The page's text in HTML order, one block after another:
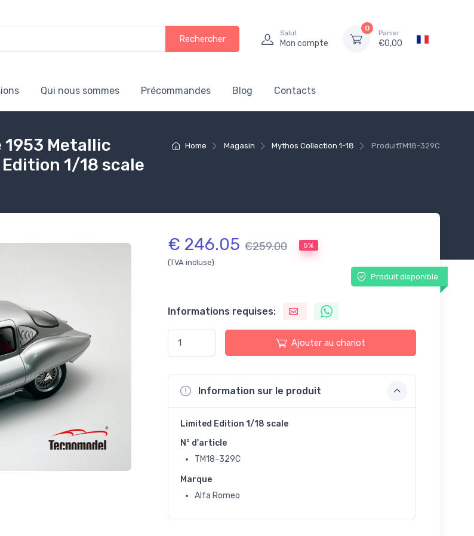
Rechercher
Salut
Mon compte
0
Panier
€0,00
Qui nous sommes Précommandes Blog Contacts
Home Magasin Mythos Collection 1-18 ProduitTM18-329C
1953 Metallic
Edition 1/18 scale
€ 246.05 €259.00 5%
(TVA incluse)
Produit disponible
Informations requises:
Ajouter au chariot
Information sur le produit
Limited Edition 1/18 scale
N° d'article
TM18-329C
Marque
Alfa Romeo